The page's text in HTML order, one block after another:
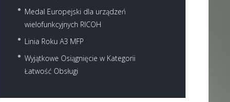
Next item
Medal Europejski dla urządzeń
wielofunkcyjnych RICOH
Linia Roku A3 MFP
Wyjątkowe Osiągnięcie w Kategorii
Łatwość Obsługi